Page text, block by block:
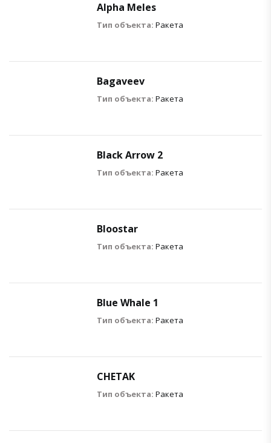
Alpha Meles
Тип объекта: Ракета
Bagaveev
Тип объекта: Ракета
Black Arrow 2
Тип объекта: Ракета
Bloostar
Тип объекта: Ракета
Blue Whale 1
Тип объекта: Ракета
CHETAK
Тип объекта: Ракета